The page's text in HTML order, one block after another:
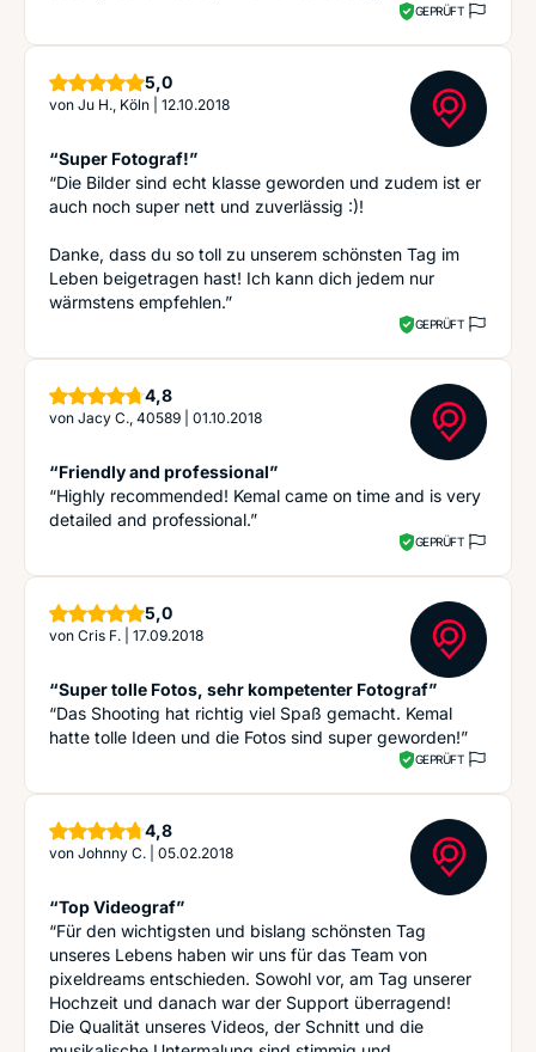
GEPRÜFT
5,0Sterne
von Ju H., Köln 12.10.2018
“Super Fotograf!”
“Die Bilder sind echt klasse geworden und zudem ist er
auch noch super nett und zuverlässig :)!
Danke, dass du so toll zu unserem schönsten Tag im
Leben beigetragen hast! Ich kann dich jedem nur
wärmstens empfehlen.”
GEPRÜFT
4,8Sterne
von Jacy C., 40589 01.10.2018
“Friendly and professional”
“Highly recommended! Kemal came on time and is very
detailed and professional.”
GEPRÜFT
5,0Sterne
von Cris F. 17.09.2018
“Super tolle Fotos, sehr kompetenter Fotograf”
“Das Shooting hat richtig viel Spaß gemacht. Kemal
hatte tolle Ideen und die Fotos sind super geworden!”
GEPRÜFT
4,8Sterne
von Johnny C. 05.02.2018
“Top Videograf”
“Für den wichtigsten und bislang schönsten Tag
unseres Lebens haben wir uns für das Team von
pixeldreams entschieden. Sowohl vor, am Tag unserer
Hochzeit und danach war der Support überragend!
Die Qualität unseres Videos, der Schnitt und die